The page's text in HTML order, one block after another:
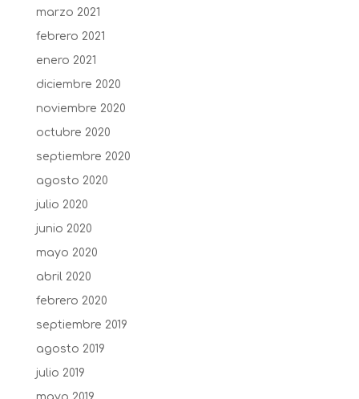
marzo 2021
febrero 2021
enero 2021
diciembre 2020
noviembre 2020
octubre 2020
septiembre 2020
agosto 2020
julio 2020
junio 2020
mayo 2020
abril 2020
febrero 2020
septiembre 2019
agosto 2019
julio 2019